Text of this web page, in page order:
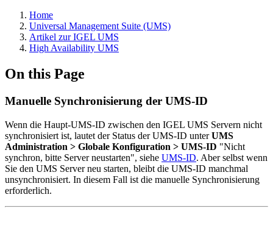
Home
Universal Management Suite (UMS)
Artikel zur IGEL UMS
High Availability UMS
On this Page
Manuelle Synchronisierung der UMS-ID
Wenn die Haupt-UMS-ID zwischen den IGEL UMS Servern nicht
synchronisiert ist, lautet der Status der UMS-ID unterUMS
Administration > Globale Konfiguration > UMS-ID "Nicht
synchron, bitte Server neustarten", siehe UMS-ID. Aber selbst wenn
Sie den UMS Server neu starten, bleibt die UMS-ID manchmal
unsynchronisiert. In diesem Fall ist die manuelle Synchronisierung
erforderlich.